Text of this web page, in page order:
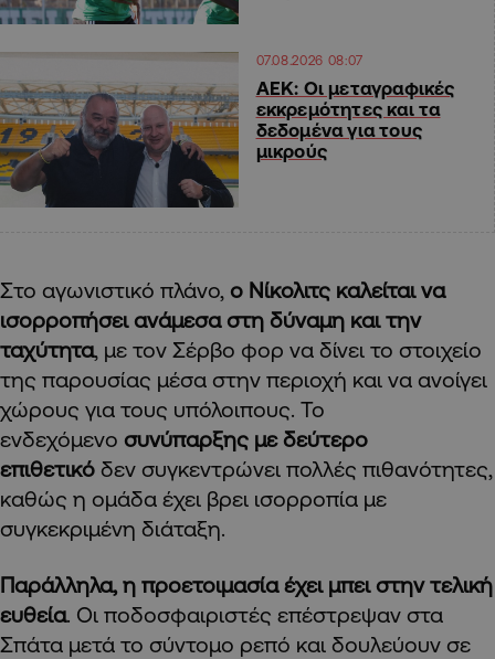
07.08.2026 08:07
ΑΕΚ: Οι μεταγραφικές
εκκρεμότητες και τα
δεδομένα για τους
μικρούς
Στο αγωνιστικό πλάνο, ο Νίκολιτς καλείται να
ισορροπήσει ανάμεσα στη δύναμη και την
ταχύτητα, με τον Σέρβο φορ να δίνει το στοιχείο
της παρουσίας μέσα στην περιοχή και να ανοίγει
χώρους για τους υπόλοιπους. Το
ενδεχόμενο συνύπαρξης με δεύτερο
επιθετικό δεν συγκεντρώνει πολλές πιθανότητες,
καθώς η ομάδα έχει βρει ισορροπία με
συγκεκριμένη διάταξη.
Παράλληλα, η προετοιμασία έχει μπει στην τελική
ευθεία. Οι ποδοσφαιριστές επέστρεψαν στα
Σπάτα μετά το σύντομο ρεπό και δουλεύουν σε